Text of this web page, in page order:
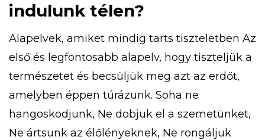
indulunk télen?
Alapelvek, amiket mindig tarts tiszteletben Az
első és legfontosabb alapelv, hogy tiszteljük a
természetet és becsüljük meg azt az erdőt,
amelyben éppen túrázunk. Soha ne
hangoskodjunk, Ne dobjuk el a szemetünket,
Ne ártsunk az élőlényeknek, Ne rongáljuk